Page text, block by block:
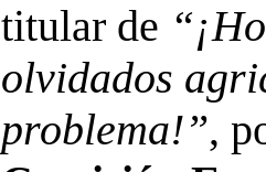
titular de
olvidados
problema!”,